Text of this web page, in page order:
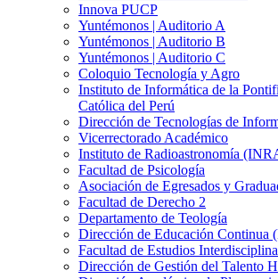
Innova PUCP
Yuntémonos | Auditorio A
Yuntémonos | Auditorio B
Yuntémonos | Auditorio C
Coloquio Tecnología y Agro
Instituto de Informática de la
Católica del Perú
Dirección de Tecnologías de
Vicerrectorado Académico
Instituto de Radioastronomía
Facultad de Psicología
Asociación de Egresados y
Facultad de Derecho 2
Departamento de Teología
Dirección de Educación Continua
Facultad de Estudios
Dirección de Gestión del Talento